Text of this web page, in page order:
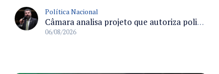
Política Nacional
Câmara analisa projeto que autoriza policiais civis embarcarem armados em aeronaves civis mediante regras
06/08/2026